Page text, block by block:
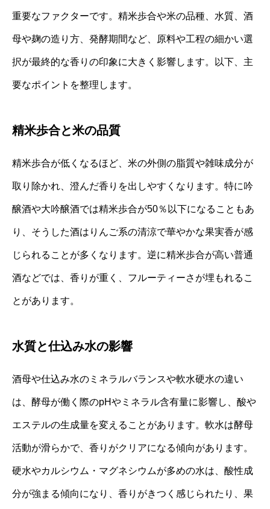
重要なファクターです。精米歩合や米の品種、水質、酒
母や麹の造り方、発酵期間など、原料や工程の細かい選
択が最終的な香りの印象に大きく影響します。以下、主
要なポイントを整理します。
精米歩合と米の品質
精米歩合が低くなるほど、米の外側の脂質や雑味成分が
取り除かれ、澄んだ香りを出しやすくなります。特に吟
醸酒や大吟醸酒では精米歩合が50％以下になることもあ
り、そうした酒はりんご系の清涼で華やかな果実香が感
じられることが多くなります。逆に精米歩合が高い普通
酒などでは、香りが重く、フルーティーさが埋もれるこ
とがあります。
水質と仕込み水の影響
酒母や仕込み水のミネラルバランスや軟水硬水の違い
は、酵母が働く際のpHやミネラル含有量に影響し、酸や
エステルの生成量を変えることがあります。軟水は酵母
活動が滑らかで、香りがクリアになる傾向があります。
硬水やカルシウム・マグネシウムが多めの水は、酸性成
分が強まる傾向になり、香りがきつく感じられたり、果